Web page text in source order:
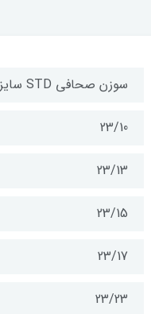
سوزن صحافی STD سایز 23/8
23/10
23/13
23/15
23/17
23/23